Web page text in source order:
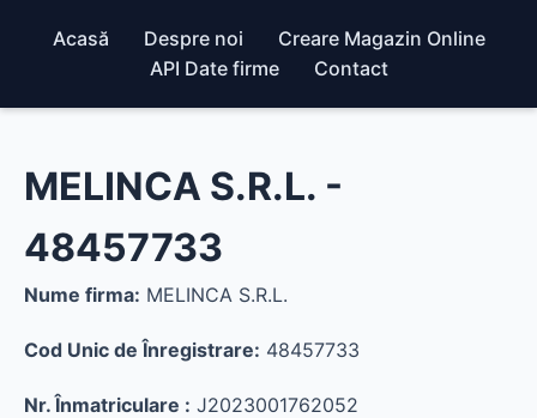
Acasă Despre noi
Creare Magazin Online
API Date firme
Contact
MELINCA S.R.L. -
48457733
Nume firma: MELINCA S.R.L.
Cod Unic de Înregistrare: 48457733
Nr. Înmatriculare : J2023001762052